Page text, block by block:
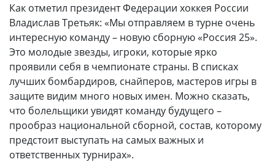
Как отметил президент Федерации хоккея России
Владислав Третьяк: «Мы отправляем в турне очень
интересную команду – новую сборную «Россия 25».
Это молодые звезды, игроки, которые ярко
проявили себя в чемпионате страны. В списках
лучших бомбардиров, снайперов, мастеров игры в
защите видим много новых имен. Можно сказать,
что болельщики увидят команду будущего –
прообраз национальной сборной, состав, которому
предстоит выступать на самых важных и
ответственных турнирах».